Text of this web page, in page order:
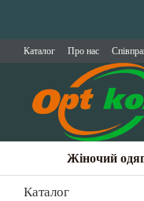
Каталог Про нас
Жіночий
Каталог